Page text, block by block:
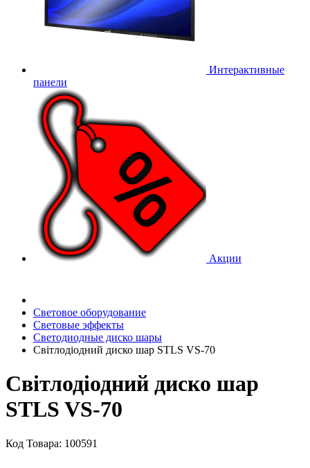
Интерактивные
панели
Акции
Световое оборудование
Световые эффекты
Светодиодные диско шары
Світлодіодний диско шар STLS VS-70
Світлодіодний диско шар
STLS VS-70
Код Товара: 100591